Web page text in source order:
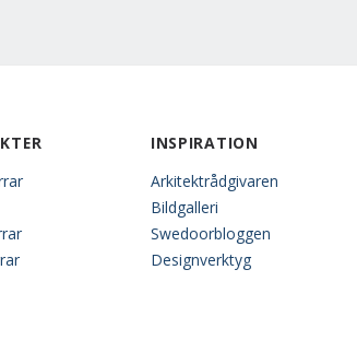
INSPIRATION
Arkitektrådgivaren
Bildgalleri
Swedoorbloggen
Designverktyg